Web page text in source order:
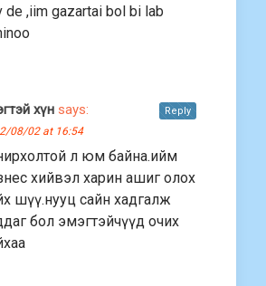
de ,iim gazartai bol bi lab
хүн says:
08/02 at 16:54
л юм байна.ийм
хийвэл харин ашиг олох
шүү.нууц сайн хадгалж
бол эмэгтэйчүүд очих
Reply